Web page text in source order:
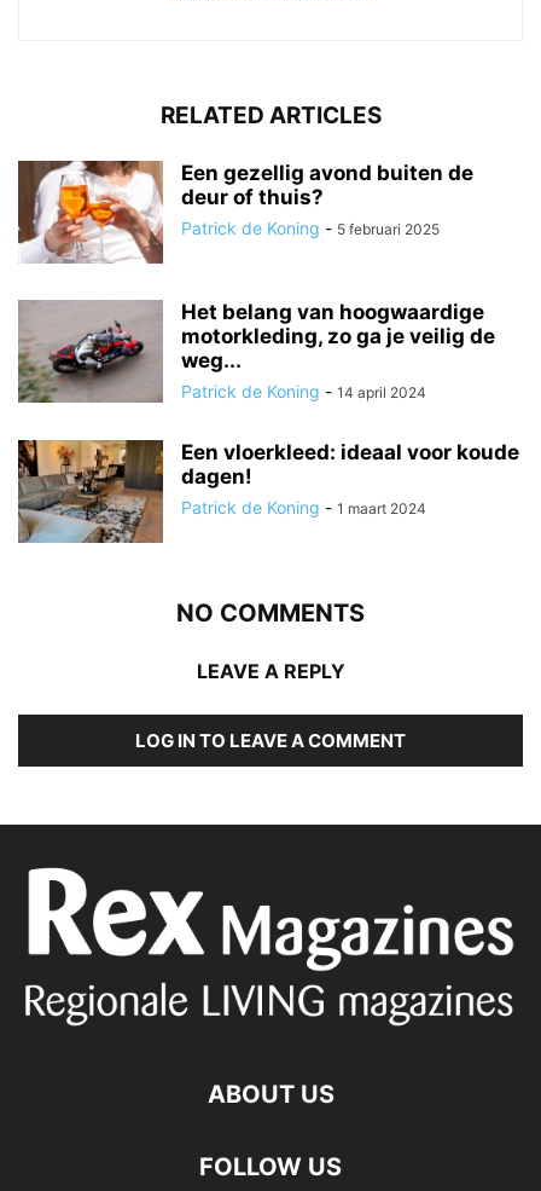
RELATED ARTICLES
Een gezellig avond buiten de
deur of thuis?
Patrick de Koning - 5 februari 2025
Het belang van hoogwaardige
motorkleding, zo ga je veilig de
weg...
Patrick de Koning - 14 april 2024
Een vloerkleed: ideaal voor koude
dagen!
Patrick de Koning - 1 maart 2024
NO COMMENTS
LEAVE A REPLY
LOG IN TO LEAVE A COMMENT
ABOUT US
FOLLOW US